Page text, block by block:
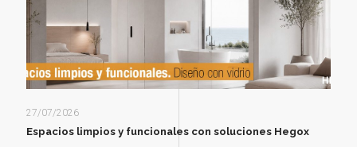
27/07/2026
Espacios limpios y funcionales con soluciones Hegox